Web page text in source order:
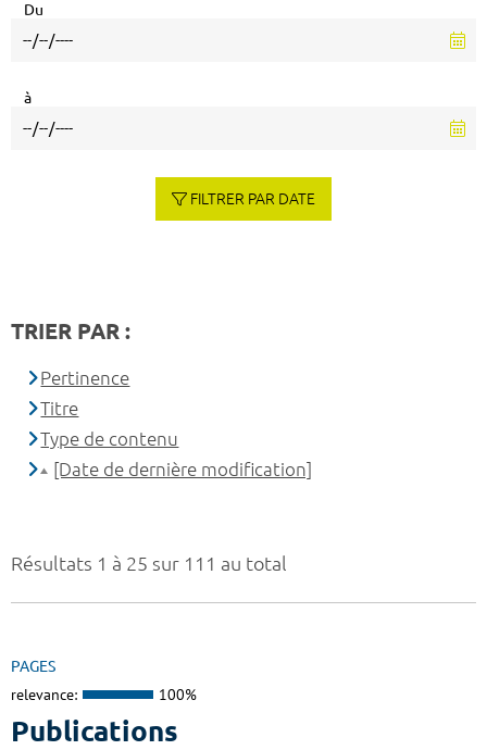
Résultats 1 à 25 sur 111 au total
PAGES
relevance: 100%
Publications
Du
à
FILTRER PAR DATE
TRIER PAR :
Pertinence
Titre
Type de contenu
[Date de dernière modification]